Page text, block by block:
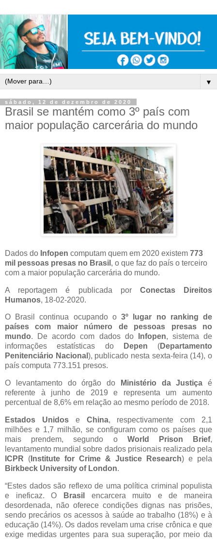
▼
sábado, 12 de dezembro de 2020
Brasil se mantém como 3º país com
maior população carcerária do mundo
Dados do Infopen computam quem em 2020 existem 773
mil pessoas presas no Brasil , o que faz do país o terceiro
com a maior população carcerária do mundo.
A reportagem é publicada por Conectas Direitos
Humanos, 18-02-2020.
O Brasil continua ocupando o3º lugar no ranking de
países com maior número de pessoas presas no
mundo. De acordo com dados do Infopen, sistema de
informações estatísticas do
Depen (Departamento
Penitenciário Nacional ), publicado nesta sexta-feira (14), o
país computa 773.151 presos.
O levantamento do órgão do Ministério da Justiça é
referente à junho de 2019 e representa um aumento
percentual de 8,6% em relação ao mesmo período de 2018.
Estados Unidose China, respectivamente com 2,1
milhões e 1,7 milhão, se configuram como os países que
mais prendem, segundo o World Prison Brief,
levantamento mundial sobre dados prisionais realizado pela
ICPR ( Institute for Crime & Justice Research) e pela
Birkbeck University of London.
“Estes dados são reflexo de uma política criminal populista
e ineficaz. O
Brasil
encarcera muito e de maneira
desordenada, não oferece condições dignas nas prisões,
sendo precários os acessos à saúde ao trabalho (18%) e à
educação (14%). Os dados revelam uma crise crônica e que
exige medidas urgentes para sua superação, por meio da